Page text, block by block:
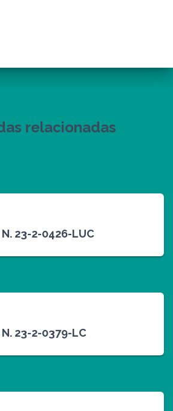
relacionadas
N. 23-2-0426-LUC
N. 23-2-0379-LC